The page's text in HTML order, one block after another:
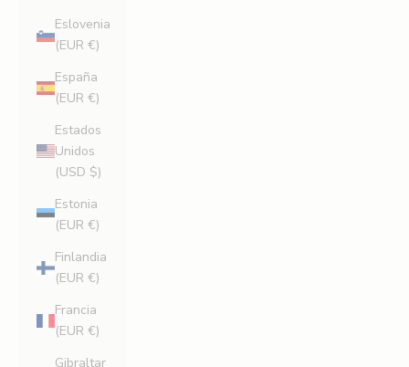
Eslovenia
(EUR €)
España
(EUR €)
Estados
Unidos
(USD $)
Estonia
(EUR €)
Finlandia
(EUR €)
Francia
(EUR €)
Gibraltar